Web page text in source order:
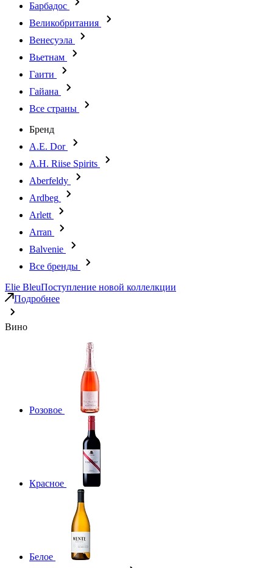
Барбадос
Великобритания
Венесуэла
Вьетнам
Гаити
Гайана
Все страны
Бренд
A.E. Dor
A.H. Riise Spirits
Aberfeldy
Ardbeg
Arlett
Arran
Balvenie
Все бренды
Elie BleuПоступление новой коллелкции
Подробнее
Вино
Розовое
Красное
Белое